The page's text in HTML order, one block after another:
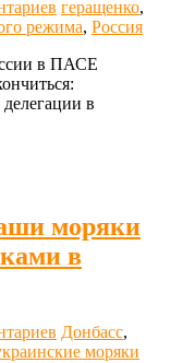
геращенко,
режима, Россия
в ПАСЕ
в
моряки
в
Донбасс,
моряки